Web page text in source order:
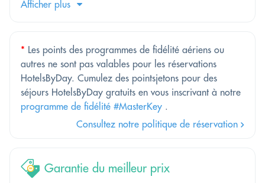
Afficher plus
* Les points des programmes de fidélité aériens ou
autres ne sont pas valables pour les réservations
HotelsByDay. Cumulez des pointsjetons pour des
séjours HotelsByDay gratuits en vous inscrivant à notre
programme de fidélité #MasterKey .
Consultez notre politique de réservation
Garantie du meilleur prix